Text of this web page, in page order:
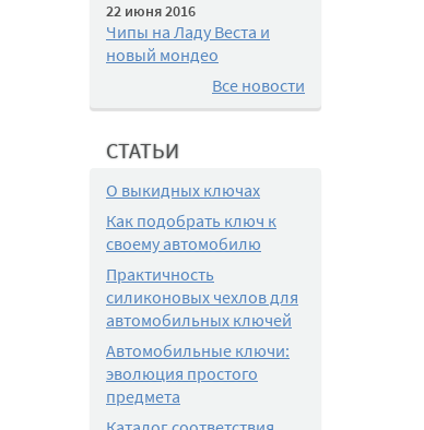
22 июня 2016
Чипы на Ладу Веста и
новый мондео
Все новости
СТАТЬИ
О выкидных ключах
Как подобрать ключ к
своему автомобилю
Практичность
силиконовых чехлов для
автомобильных ключей
Автомобильные ключи:
эволюция простого
предмета